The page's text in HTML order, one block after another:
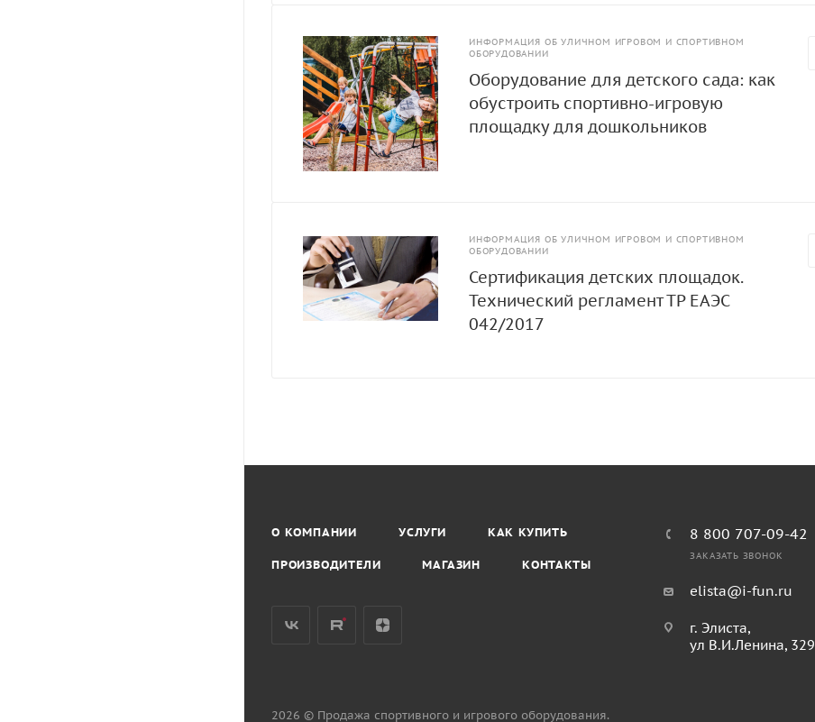
ИНФОРМАЦИЯ ОБ УЛИЧНОМ ИГРОВОМ И СПОРТИВНОМ
ОБОРУДОВАНИИ
Оборудование для детского сада: как
обустроить спортивно-игровую
площадку для дошкольников
ИНФОРМАЦИЯ ОБ УЛИЧНОМ ИГРОВОМ И СПОРТИВНОМ
ОБОРУДОВАНИИ
Сертификация детских площадок.
Технический регламент ТР ЕАЭС
042/2017
О КОМПАНИИ УСЛУГИ КАК КУПИТЬ
ПРОИЗВОДИТЕЛИ МАГАЗИН КОНТАКТЫ
8 800 707-09-42
ЗАКАЗАТЬ ЗВОНОК
elista@i-fun.ru
г. Элиста,
ул В.И.Ленина, 329
2026 © Продажа спортивного и игрового оборудования.